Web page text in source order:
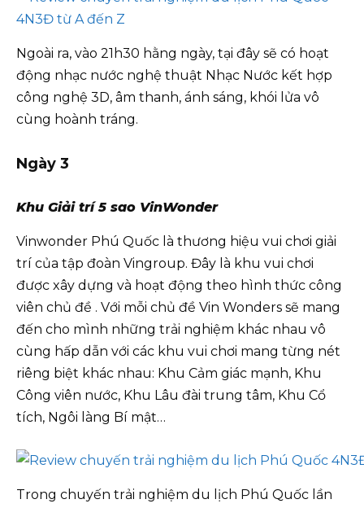
Ngoài ra, vào 21h30 hằng ngày, tại đây sẽ có hoạt
động nhạc nước nghệ thuật Nhạc Nước kết hợp
công nghệ 3D, âm thanh, ánh sáng, khói lửa vô
cùng hoành tráng.
Ngày 3
Khu Giải trí 5 sao VinWonder
Vinwonder Phú Quốc là thương hiệu vui chơi giải
trí của tập đoàn Vingroup. Đây là khu vui chơi
được xây dựng và hoạt động theo hình thức công
viên chủ đề . Với mỗi chủ đề Vin Wonders sẽ mang
đến cho mình những trải nghiệm khác nhau vô
cùng hấp dẫn với các khu vui chơi mang từng nét
riêng biệt khác nhau: Khu Cảm giác mạnh, Khu
Công viên nước, Khu Lâu đài trung tâm, Khu Cổ
tích, Ngôi làng Bí mật…
Trong chuyến trải nghiệm du lịch Phú Quốc lần